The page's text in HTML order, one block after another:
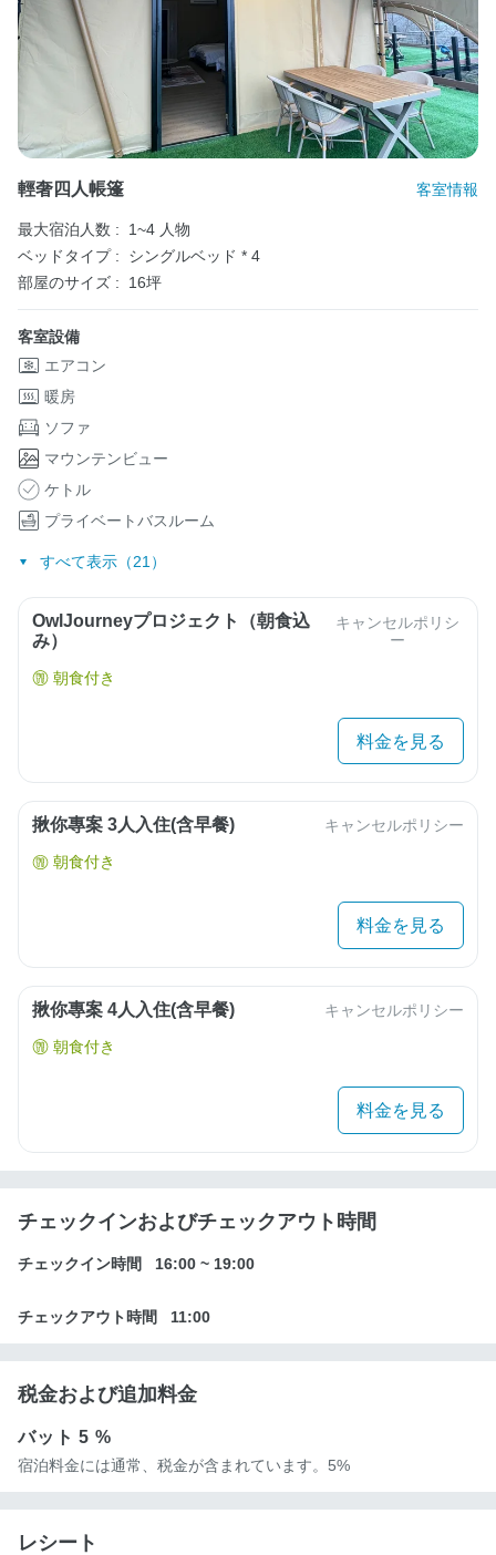
輕奢四人帳篷 客室情報
最大宿泊人数 :
1~4 人物
ベッドタイプ :
シングルベッド * 4
部屋のサイズ :
16坪
客室設備
エアコン
暖房
ソファ
マウンテンビュー
ケトル
プライベートバスルーム
すべて表示（21）
OwlJourneyプロジェクト（朝食込
み）
キャンセルポリシ
ー
朝食付き
料金を見る
揪你專案 3人入住(含早餐) キャンセルポリシー
朝食付き
料金を見る
揪你專案 4人入住(含早餐) キャンセルポリシー
朝食付き
料金を見る
チェックインおよびチェックアウト時間
チェックイン時間 16:00 ~ 19:00
チェックアウト時間 11:00
税金および追加料金
バット5 %
宿泊料金には通常、税金が含まれています。5%
レシート